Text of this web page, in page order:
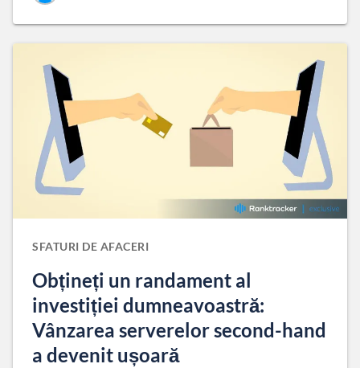
SFATURI DE AFACERI
Obțineți un randament al
investiției dumneavoastră:
Vânzarea serverelor second-hand
a devenit ușoară